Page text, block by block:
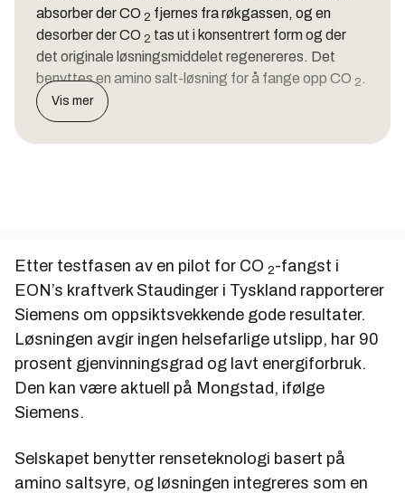
absorber der CO 2 fjernes fra røkgassen, og en
desorber der CO 2 tas ut i konsentrert form og der
det originale løsningsmiddelet regenereres. Det
benyttes en amino salt-løsning for å fange opp CO 2 .
Vis mer
Etter testfasen av en pilot for CO 2-fangst i
EON’s kraftverk Staudinger i Tyskland rapporterer
Siemens om oppsiktsvekkende gode resultater.
Løsningen avgir ingen helsefarlige utslipp, har 90
prosent gjenvinningsgrad og lavt energiforbruk.
Den kan være aktuell på Mongstad, ifølge
Siemens.
Selskapet benytter renseteknologi basert på
amino saltsyre, og løsningen integreres som en